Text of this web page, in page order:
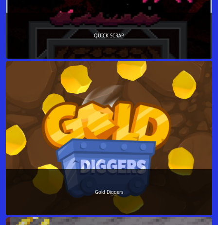
QUICK SCRAP
Gold Diggers